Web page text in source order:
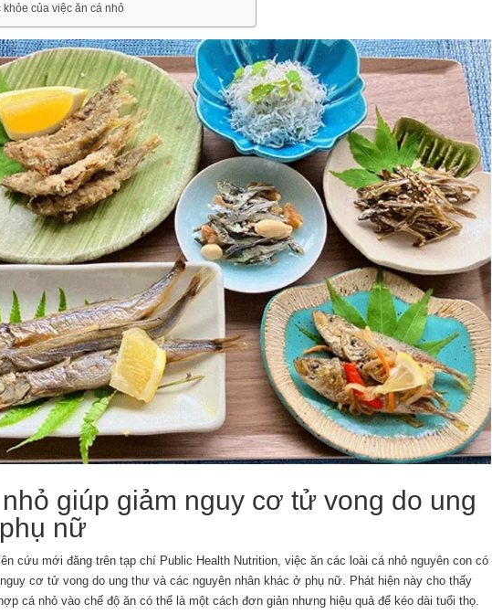
khỏe của việc ăn cá nhỏ
giúp giảm nguy cơ tử vong do ung
nữ
cứu mới đăng trên tạp chí Public Health Nutrition, việc ăn các loài cá nhỏ nguyên con có
cơ tử vong do ung thư và các nguyên nhân khác ở phụ nữ. Phát hiện này cho thấy
cá nhỏ vào chế độ ăn có thể là một cách đơn giản nhưng hiệu quả để kéo dài tuổi thọ.